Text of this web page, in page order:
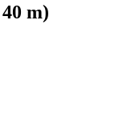
m)